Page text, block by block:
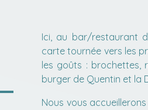
Ici, au bar/restaurant
carte tournée vers les
les goûts : brochettes,
burger de Quentin et la
Nous vous